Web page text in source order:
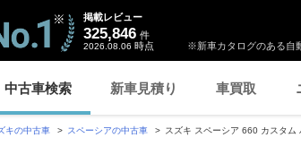
※新車カタログのある自
掲載レビュー
325,846 件
2026.08.06 時点
中古車検索 新車見積り 車買取
キの中古車 スペーシアの中古車 スズキ スペーシア 660 カスタム